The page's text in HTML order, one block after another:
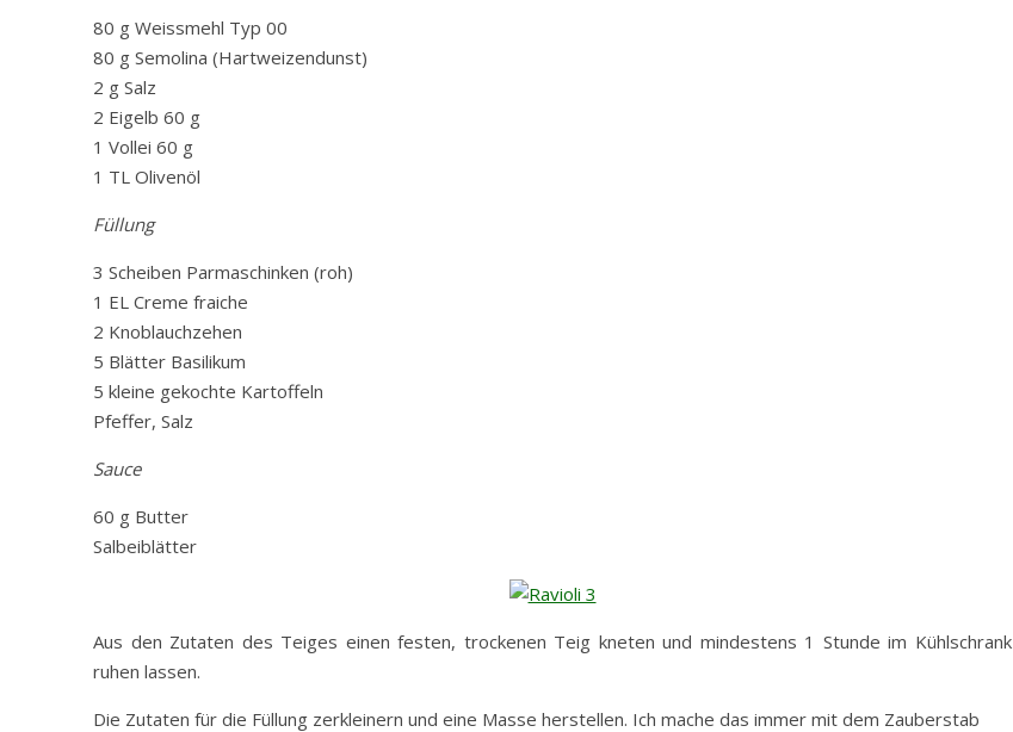
80 g Weissmehl Typ 00
80 g Semolina (Hartweizendunst)
2 g Salz
2 Eigelb 60 g
1 Vollei 60 g
1 TL Olivenöl
Füllung
3 Scheiben Parmaschinken (roh)
1 EL Creme fraiche
2 Knoblauchzehen
5 Blätter Basilikum
5 kleine gekochte Kartoffeln
Pfeffer, Salz
Sauce
60 g Butter
Salbeiblätter
Aus den Zutaten des Teiges einen festen, trockenen Teig kneten und mindestens 1 Stunde im Kühlschrank
ruhen lassen.
Die Zutaten für die Füllung zerkleinern und eine Masse herstellen. Ich mache das immer mit dem Zauberstab